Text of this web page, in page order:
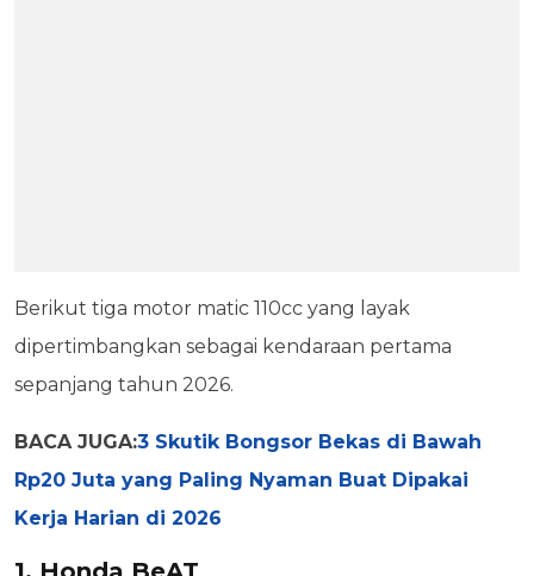
Berikut tiga motor matic 110cc yang layak
dipertimbangkan sebagai kendaraan pertama
sepanjang tahun 2026.
BACA JUGA:3 Skutik Bongsor Bekas di Bawah
Rp20 Juta yang Paling Nyaman Buat Dipakai
Kerja Harian di 2026